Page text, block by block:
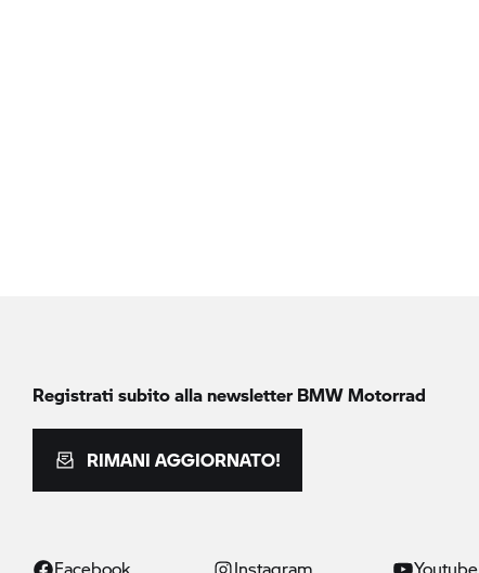
Registrati subito alla newsletterBMW Motorrad
RIMANI AGGIORNATO!